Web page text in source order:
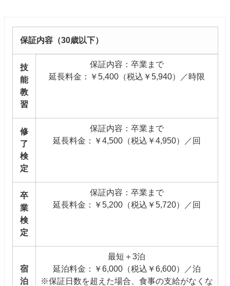
保証内容（30歳以下）
技
能
教
習
保証内容：卒業まで
延長料金：￥5,400（税込￥5,940）／時限
修
了
検
定
保証内容：卒業まで
延長料金：￥4,500（税込￥4,950）／回
卒
業
検
定
保証内容：卒業まで
延長料金：￥5,200（税込￥5,720）／回
宿
泊
最短＋3泊
延泊料金：￥6,000（税込￥6,600）／泊
※保証日数を超えた場合、食事の支給がなくな